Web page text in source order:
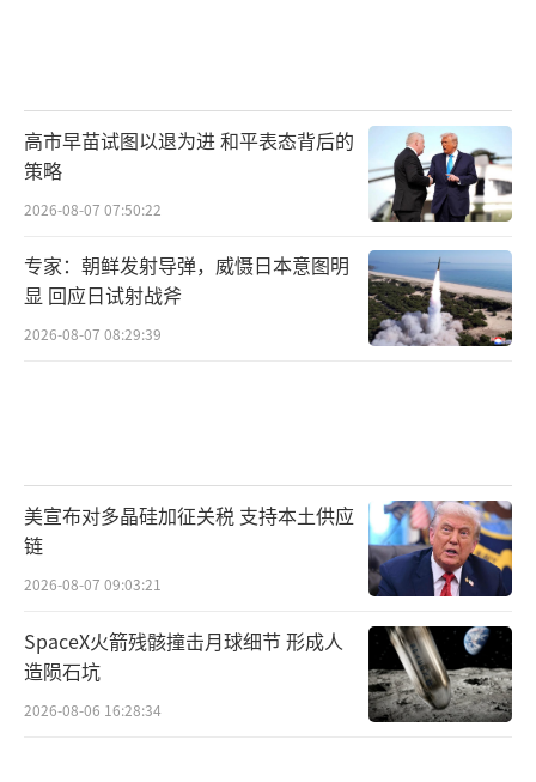
高市早苗试图以退为进 和平表态背后的
策略
2026-08-07 07:50:22
专家：朝鲜发射导弹，威慑日本意图明
显 回应日试射战斧
2026-08-07 08:29:39
美宣布对多晶硅加征关税 支持本土供应
链
2026-08-07 09:03:21
SpaceX火箭残骸撞击月球细节 形成人
造陨石坑
2026-08-06 16:28:34